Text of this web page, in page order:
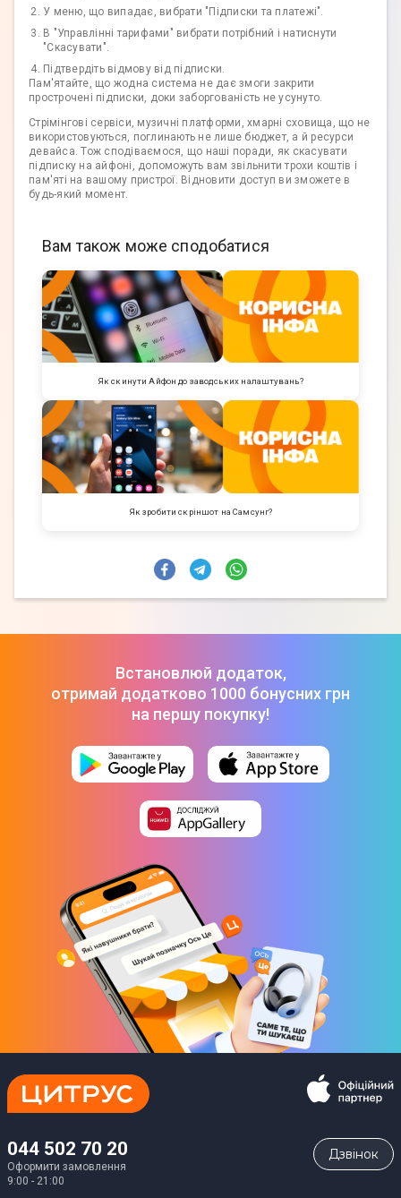
У меню, що випадає, вибрати "Підписки та платежі".
В "Управлінні тарифами" вибрати потрібний і натиснути
"Скасувати".
Підтвердіть відмову від підписки.
Пам'ятайте, що жодна система не дає змоги закрити
прострочені підписки, доки заборгованість не усунуто.
Стрімінгові сервіси, музичні платформи, хмарні сховища, що не
використовуються, поглинають не лише бюджет, а й ресурси
девайса. Тож сподіваємося, що наші поради, як скасувати
підписку на айфоні, допоможуть вам звільнити трохи коштів і
пам'яті на вашому пристрої. Відновити доступ ви зможете в
будь-який момент.
Вам також може сподобатися
Як скинути Айфон до заводських налаштувань?
Як зробити скріншот на Самсунг?
Встановлюй додаток,
отримай додатково 1000 бонусних грн
на першу покупку!
044 502 70 20
Оформити замовлення
9:00 - 21:00
Дзвiнок